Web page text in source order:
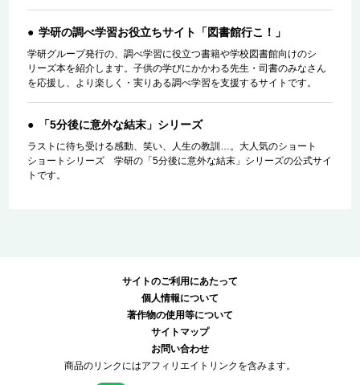
学研の調べ学習お役立ちサイト「図書館行こ！」
学研グループ発行の、調べ学習に役立つ書籍や学校図書館向けのシ
リーズ本を紹介します。子供の学びにかかわる先生・司書のみなさん
を応援し、より楽しく・実りある調べ学習を支援するサイトです。
「5分後に意外な結末」シリーズ
ラストに待ち受ける感動、笑い、人生の教訓…。大人気のショート
ショートシリーズ 学研の「5分後に意外な結末」シリーズの公式サイ
トです。
サイトのご利用にあたって
個人情報について
著作物の使用等について
サイトマップ
お問い合わせ
商品のリンクにはアフィリエイトリンクを含みます。